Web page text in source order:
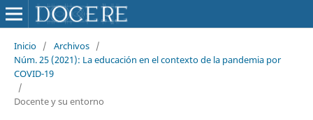
Inicio / Archivos /
Núm. 25 (2021): La educación en el contexto de la pandemia por
COVID-19
/
Docente y su entorno